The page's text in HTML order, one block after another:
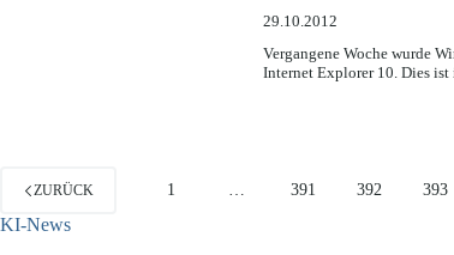
29.10.2012
Vergangene Woche wurde
Internet Explorer 10. Dies ist
ZURÜCK 1 … 391 392 393
KI-News